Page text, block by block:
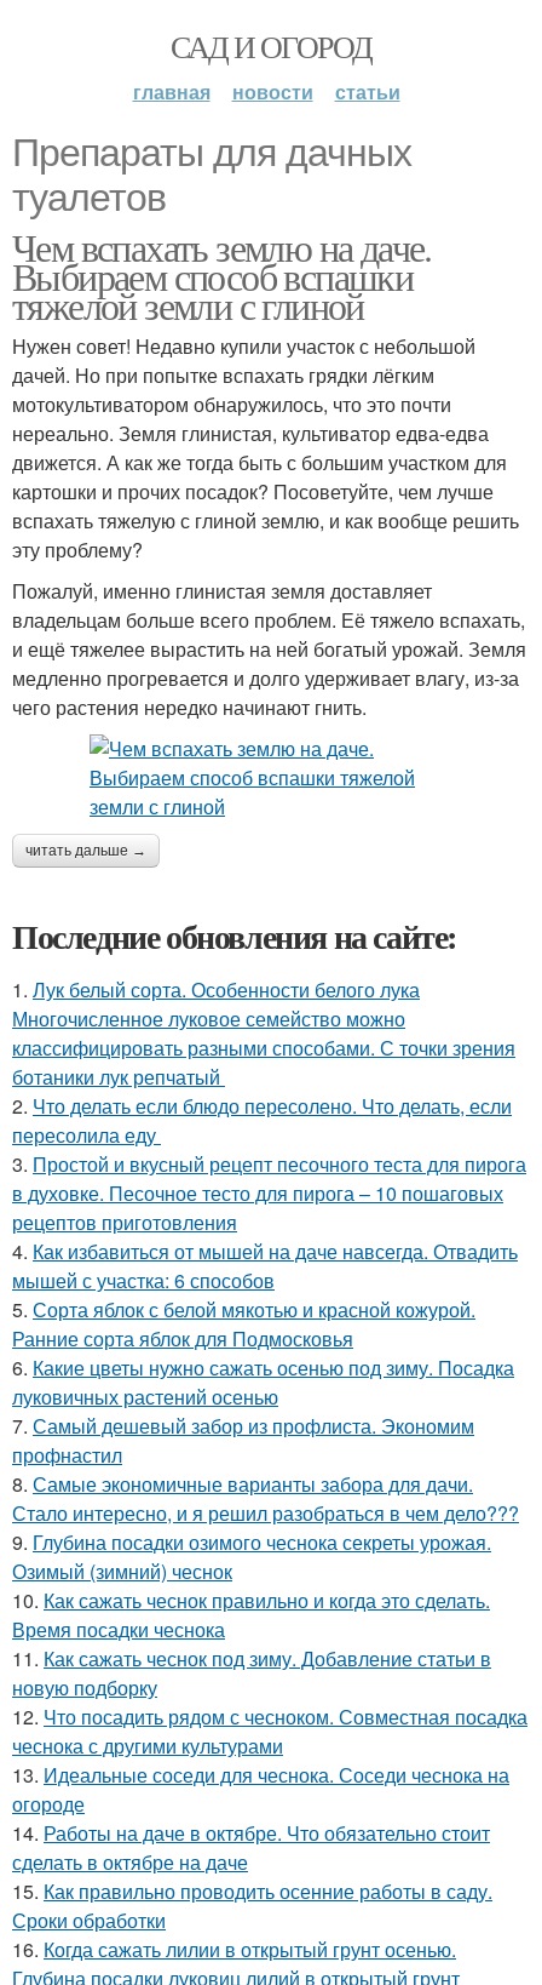
САД И ОГОРОД
главная новости статьи
Препараты для дачных
туалетов
Чем вспахать землю на даче.
Выбираем способ вспашки
тяжелой земли с глиной
Нужен совет! Недавно купили участок с небольшой
дачей. Но при попытке вспахать грядки лёгким
мотокультиватором обнаружилось, что это почти
нереально. Земля глинистая, культиватор едва-едва
движется. А как же тогда быть с большим участком для
картошки и прочих посадок? Посоветуйте, чем лучше
вспахать тяжелую с глиной землю, и как вообще решить
эту проблему?
Пожалуй, именно глинистая земля доставляет
владельцам больше всего проблем. Её тяжело вспахать,
и ещё тяжелее вырастить на ней богатый урожай. Земля
медленно прогревается и долго удерживает влагу, из-за
чего растения нередко начинают гнить.
читать дальше →
Последние обновления на сайте:
1. Лук белый сорта. Особенности белого лука
Многочисленное луковое семейство можно
классифицировать разными способами. С точки зрения
ботаники лук репчатый
2. Что делать если блюдо пересолено. Что делать, если
пересолила еду
3. Простой и вкусный рецепт песочного теста для пирога
в духовке. Песочное тесто для пирога – 10 пошаговых
рецептов приготовления
4. Как избавиться от мышей на даче навсегда. Отвадить
мышей с участка: 6 способов
5. Сорта яблок с белой мякотью и красной кожурой.
Ранние сорта яблок для Подмосковья
6. Какие цветы нужно сажать осенью под зиму. Посадка
луковичных растений осенью
7. Самый дешевый забор из профлиста. Экономим
профнастил
8. Самые экономичные варианты забора для дачи.
Стало интересно, и я решил разобраться в чем дело???
9. Глубина посадки озимого чеснока секреты урожая.
Озимый (зимний) чеснок
10. Как сажать чеснок правильно и когда это сделать.
Время посадки чеснока
11. Как сажать чеснок под зиму. Добавление статьи в
новую подборку
12. Что посадить рядом с чесноком. Совместная посадка
чеснока с другими культурами
13. Идеальные соседи для чеснока. Соседи чеснока на
огороде
14. Работы на даче в октябре. Что обязательно стоит
сделать в октябре на даче
15. Как правильно проводить осенние работы в саду.
Сроки обработки
16. Когда сажать лилии в открытый грунт осенью.
Глубина посадки луковиц лилий в открытый грунт